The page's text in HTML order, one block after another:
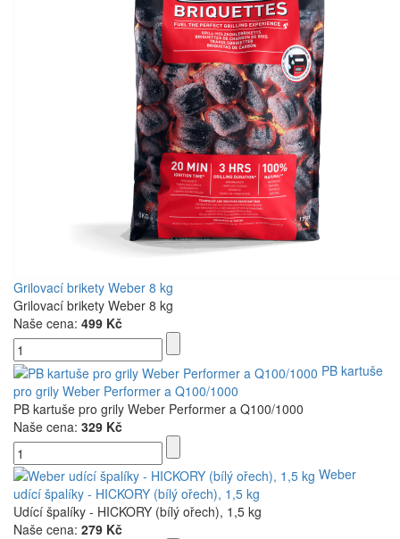
Grilovací brikety Weber 8 kg
Grilovací brikety Weber 8 kg
Naše cena: 499 Kč
PB kartuše
pro grily Weber Performer a Q100/1000
PB kartuše pro grily Weber Performer a Q100/1000
Naše cena: 329 Kč
Weber
udící špalíky - HICKORY (bílý ořech), 1,5 kg
Udící špalíky - HICKORY (bílý ořech), 1,5 kg
Naše cena: 279 Kč